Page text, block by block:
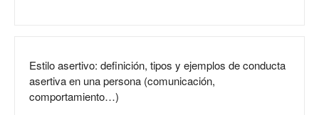
Estilo asertivo: definición, tipos y ejemplos de conducta
asertiva en una persona (comunicación,
comportamiento…)